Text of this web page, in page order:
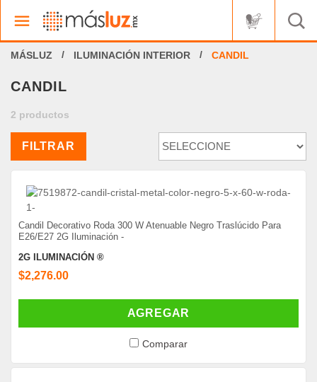
ILUMINACIÓN INTERIOR CANDIL
CANDIL
2 productos
FILTRAR
Candil Decorativo Roda 300 W Atenuable Negro Traslúcido Para
E26/E27 2G Iluminación -
2G ILUMINACIÓN ®
$2,276.00
AGREGAR
Comparar